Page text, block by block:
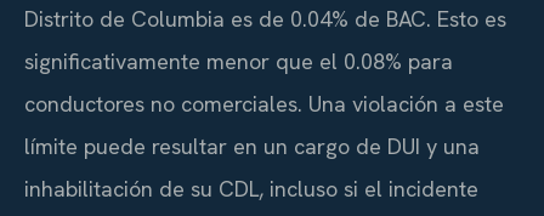
Distrito de Columbia es de 0.04% de BAC. Esto es
significativamente menor que el 0.08% para
conductores no comerciales. Una violación a este
límite puede resultar en un cargo de DUI y una
inhabilitación de su CDL, incluso si el incidente